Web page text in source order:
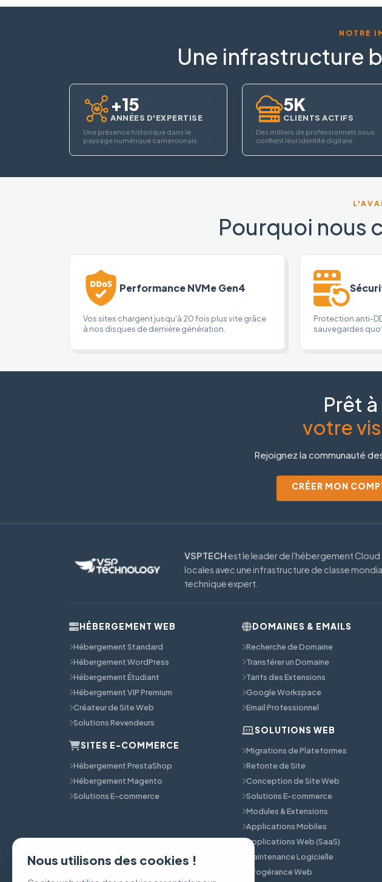
NOTRE
Une infrastructure
+15
ANNÉES D'EXPERTISE
Une présence historique dans le
paysage numérique camerounais.
5K
CLIENTS ACTIFS
Des milliers de professionnels nous
confient leur identité digitale.
Pourquoi nous
Performance NVMe Gen4
Vos sites chargent jusqu'à 20 fois plus vite grâce
à nos disques de dernière génération.
Protection anti-
sauvegardes
Prêt
votre
Rejoignez la communauté
CRÉER MON
VSPTECHest le leader de l'hébergement
locales avec une infrastructure de classe
technique expert.
HÉBERGEMENT WEB
Hébergement Standard
Hébergement WordPress
Hébergement Étudiant
Hébergement VIP Premium
Créateur de Site Web
Solutions Revendeurs
SITES E-COMMERCE
Hébergement PrestaShop
Hébergement Magento
Solutions E-commerce
DOMAINES & EMAILS
Recherche de Domaine
Transférer un Domaine
Tarifs des Extensions
Google Workspace
Email Professionnel
SOLUTIONS WEB
Migrations de Plateformes
Refonte de Site
Conception de Site Web
Solutions E-commerce
Modules & Extensions
Applications Mobiles
Applications Web (SaaS)
Maintenance Logicielle
Infogérance Web
Nous utilisons des cookies !